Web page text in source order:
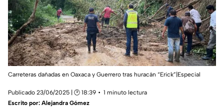
Carreteras dañadas en Oaxaca y Guerrero tras huracán “Erick”|Especial
Publicado 23/06/2025 | 🕑 18:39
1 minuto lectura
Escrito por: Alejandra Gómez